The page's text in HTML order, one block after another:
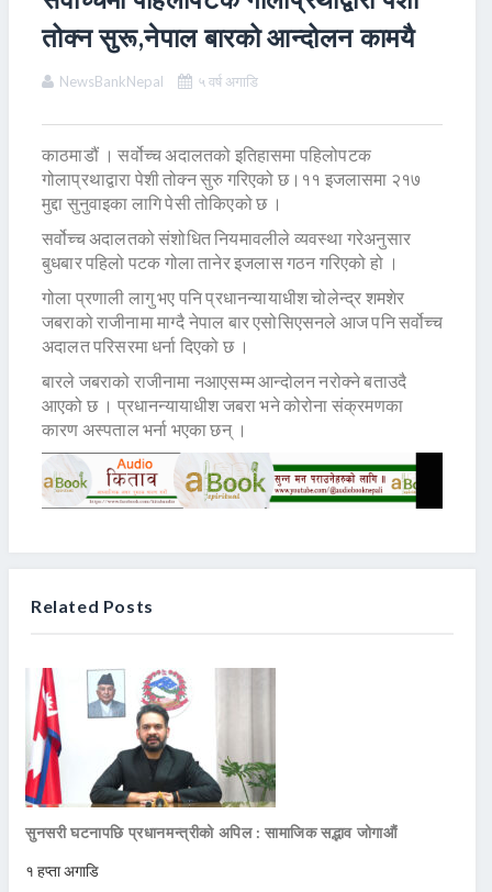
तोक्न सुरू,नेपाल बारको आन्दोलन कामयै
NewsBankNepal ५ वर्ष अगाडि
काठमाडौं । सर्वोच्च अदालतको इतिहासमा पहिलोपटक
गोलाप्रथाद्वारा पेशी तोक्न सुरु गरिएको छ।११ इजलासमा २१७
मुद्दा सुनुवाइका लागि पेसी तोकिएको छ ।
सर्वोच्च अदालतको संशोधित नियमावलीले व्यवस्था गरेअनुसार
बुधबार पहिलो पटक गोला तानेर इजलास गठन गरिएको हो ।
गोला प्रणाली लागु भए पनि प्रधानन्यायाधीश चोलेन्द्र शमशेर
जबराको राजीनामा माग्दै नेपाल बार एसोसिएसनले आज पनि सर्वोच्च
अदालत परिसरमा धर्ना दिएको छ ।
बारले जबराको राजीनामा नआएसम्म आन्दोलन नरोक्ने बताउदै
आएको छ । प्रधानन्यायाधीश जबरा भने कोरोना संक्रमणका
कारण अस्पताल भर्ना भएका छन् ।
Related Posts
सुनसरी घटनापछि प्रधानमन्त्रीको अपिल : सामाजिक सद्भाव जोगाऔं
१ हप्ता अगाडि